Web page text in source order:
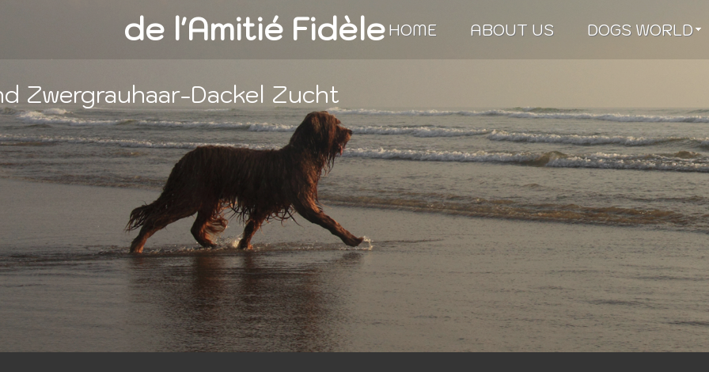
de l'Amitié Fidèle
Zwergrauhaar-Dackel Zucht
HOME ABOUT US DOGS WORLD